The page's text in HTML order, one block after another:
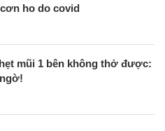
ho do covid
mũi 1 bên không thở được: